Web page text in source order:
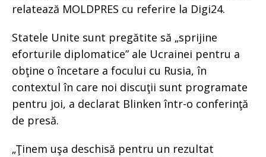
relatează MOLDPRES cu referire la Digi24.
Statele Unite sunt pregătite să „sprijine
eforturile diplomatice” ale Ucrainei pentru a
obţine o încetare a focului cu Rusia, în
contextul în care noi discuţii sunt programate
pentru joi, a declarat Blinken într-o conferinţă
de presă.
„Ţinem uşa deschisă pentru un rezultat